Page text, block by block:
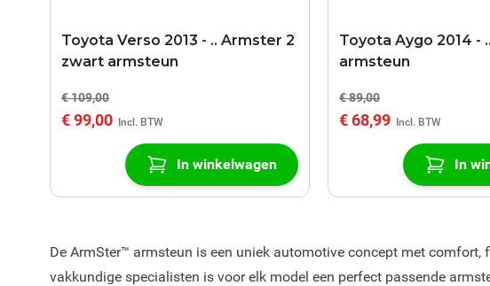
Toyota Verso 2013 - .. Armster 2
zwart armsteun
€ 109,00
€ 99,00
In winkelwagen
Toyota Aygo 2014 -
armsteun
€ 89,00
€ 68,99
In
De ArmSter™ armsteun is een uniek automotive concept met
vakkundige specialisten is voor elk model een perfect passende